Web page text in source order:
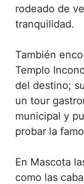
rodeado de
tranquilidad.
También
Templo
del destino;
un tour
municipal y
probar la
En Mascota
como las